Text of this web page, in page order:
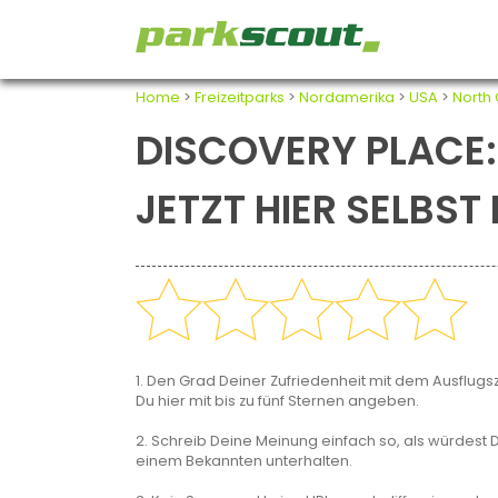
Home > Freizeitparks > Nordamerika > USA > North
DISCOVERY PLACE:
JETZT HIER
1. Den Grad Deiner Zufriedenheit mit dem
Du hier mit bis zu fünf Sternen angeben.
2. Schreib Deine Meinung einfach so, als würdest
einem Bekannten unterhalten.